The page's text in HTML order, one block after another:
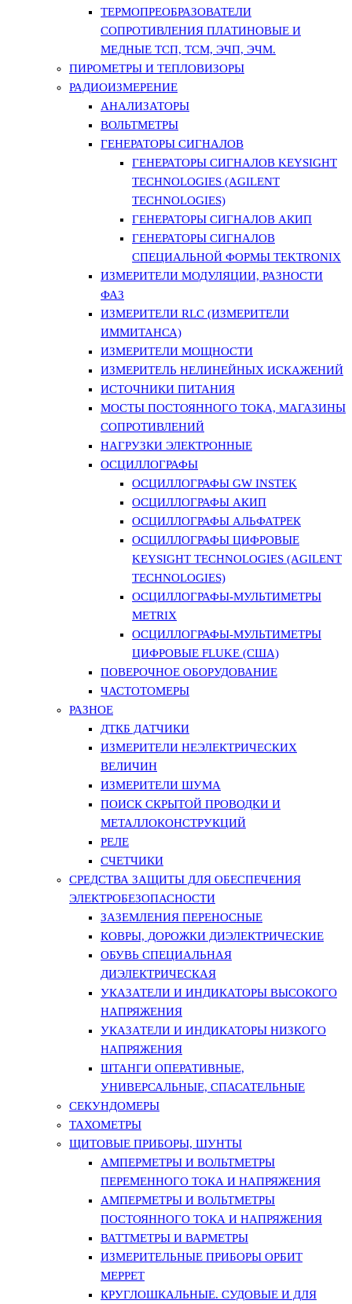
ТЕРМОПРЕОБРАЗОВАТЕЛИ
СОПРОТИВЛЕНИЯ ПЛАТИНОВЫЕ И
МЕДНЫЕ ТСП, ТСМ, ЭЧП, ЭЧМ.
ПИРОМЕТРЫ И ТЕПЛОВИЗОРЫ
РАДИОИЗМЕРЕНИЕ
АНАЛИЗАТОРЫ
ВОЛЬТМЕТРЫ
ГЕНЕРАТОРЫ СИГНАЛОВ
ГЕНЕРАТОРЫ СИГНАЛОВ KEYSIGHT
TECHNOLOGIES (AGILENT
TECHNOLOGIES)
ГЕНЕРАТОРЫ СИГНАЛОВ АКИП
ГЕНЕРАТОРЫ СИГНАЛОВ
СПЕЦИАЛЬНОЙ ФОРМЫ TEKTRONIX
ИЗМЕРИТЕЛИ МОДУЛЯЦИИ, РАЗНОСТИ
ФАЗ
ИЗМЕРИТЕЛИ RLC (ИЗМЕРИТЕЛИ
ИММИТАНСА)
ИЗМЕРИТЕЛИ МОЩНОСТИ
ИЗМЕРИТЕЛЬ НЕЛИНЕЙНЫХ ИСКАЖЕНИЙ
ИСТОЧНИКИ ПИТАНИЯ
МОСТЫ ПОСТОЯННОГО ТОКА, МАГАЗИНЫ
СОПРОТИВЛЕНИЙ
НАГРУЗКИ ЭЛЕКТРОННЫЕ
ОСЦИЛЛОГРАФЫ
ОСЦИЛЛОГРАФЫ GW INSTEK
ОСЦИЛЛОГРАФЫ АКИП
ОСЦИЛЛОГРАФЫ АЛЬФАТРЕК
ОСЦИЛЛОГРАФЫ ЦИФРОВЫЕ
KEYSIGHT TECHNOLOGIES (AGILENT
TECHNOLOGIES)
ОСЦИЛЛОГРАФЫ-МУЛЬТИМЕТРЫ
METRIX
ОСЦИЛЛОГРАФЫ-МУЛЬТИМЕТРЫ
ЦИФРОВЫЕ FLUKE (США)
ПОВЕРОЧНОЕ ОБОРУДОВАНИЕ
ЧАСТОТОМЕРЫ
РАЗНОЕ
ДТКБ ДАТЧИКИ
ИЗМЕРИТЕЛИ НЕЭЛЕКТРИЧЕСКИХ
ВЕЛИЧИН
ИЗМЕРИТЕЛИ ШУМА
ПОИСК СКРЫТОЙ ПРОВОДКИ И
МЕТАЛЛОКОНСТРУКЦИЙ
РЕЛЕ
СЧЕТЧИКИ
СРЕДСТВА ЗАЩИТЫ ДЛЯ ОБЕСПЕЧЕНИЯ
ЭЛЕКТРОБЕЗОПАСНОСТИ
ЗАЗЕМЛЕНИЯ ПЕРЕНОСНЫЕ
КОВРЫ, ДОРОЖКИ ДИЭЛЕКТРИЧЕСКИЕ
ОБУВЬ СПЕЦИАЛЬНАЯ
ДИЭЛЕКТРИЧЕСКАЯ
УКАЗАТЕЛИ И ИНДИКАТОРЫ ВЫСОКОГО
НАПРЯЖЕНИЯ
УКАЗАТЕЛИ И ИНДИКАТОРЫ НИЗКОГО
НАПРЯЖЕНИЯ
ШТАНГИ ОПЕРАТИВНЫЕ,
УНИВЕРСАЛЬНЫЕ, СПАСАТЕЛЬНЫЕ
СЕКУНДОМЕРЫ
ТАХОМЕТРЫ
ЩИТОВЫЕ ПРИБОРЫ, ШУНТЫ
АМПЕРМЕТРЫ И ВОЛЬТМЕТРЫ
ПЕРЕМЕННОГО ТОКА И НАПРЯЖЕНИЯ
АМПЕРМЕТРЫ И ВОЛЬТМЕТРЫ
ПОСТОЯННОГО ТОКА И НАПРЯЖЕНИЯ
ВАТТМЕТРЫ И ВАРМЕТРЫ
ИЗМЕРИТЕЛЬНЫЕ ПРИБОРЫ ОРБИТ
МЕРРЕТ
КРУГЛОШКАЛЬНЫЕ. СУДОВЫЕ И ДЛЯ